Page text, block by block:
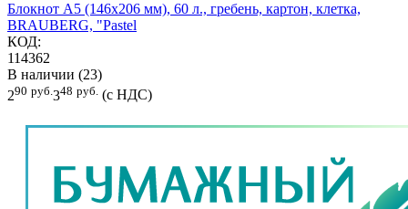
Блокнот А5 (146х206 мм), 60 л., гребень, картон, клетка,
BRAUBERG, "Pastel
КОД:
114362
В наличии (23)
290 руб. 348 руб. (с НДС)